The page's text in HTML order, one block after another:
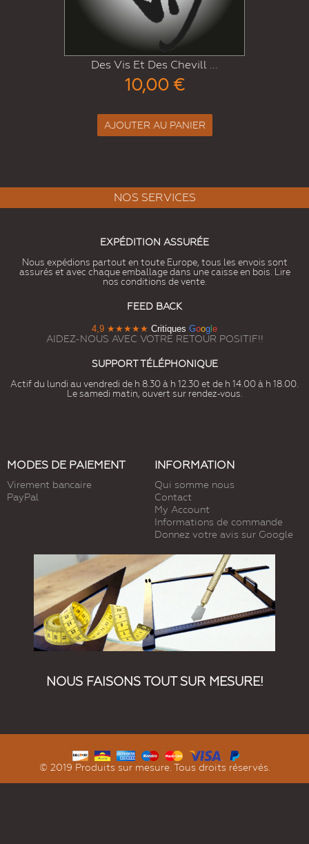
Des Vis Et Des Chevill ...
10,00 €
AJOUTER AU PANIER
NOS SERVICES
EXPÉDITION ASSURÉE
Nous expédions partout en toute Europe, tous les envois sont
assurés et avec chaque emballage dans une caisse en bois. Lire
nos conditions de vente.
FEED BACK
4,9 ★★★★★ Critiques Goog e
AIDEZ-NOUS AVEC VOTRE RETOUR POSITIF!!
SUPPORT TÉLÉPHONIQUE
Actif du lundi au vendredi de h 8.30 à h 12.30 et de h 14.00 à h 18.00.
Le samedi matin, ouvert sur rendez-vous.
MODES DE PAIEMENT
Virement bancaire
PayPal
INFORMATION
Qui somme nous
Contact
My Account
Informations de commande
Donnez votre avis sur Google
NOUS FAISONS TOUT SUR MESURE!
© 2019 Produits sur mesure. Tous droits réservés.